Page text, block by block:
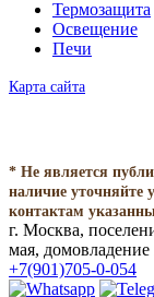
Термозащита
Освещение
Печи
Карта сайта
* Не является
наличие уточняйте
контактам
г. Москва,
мая, домовладение
+7(901)705-0-054